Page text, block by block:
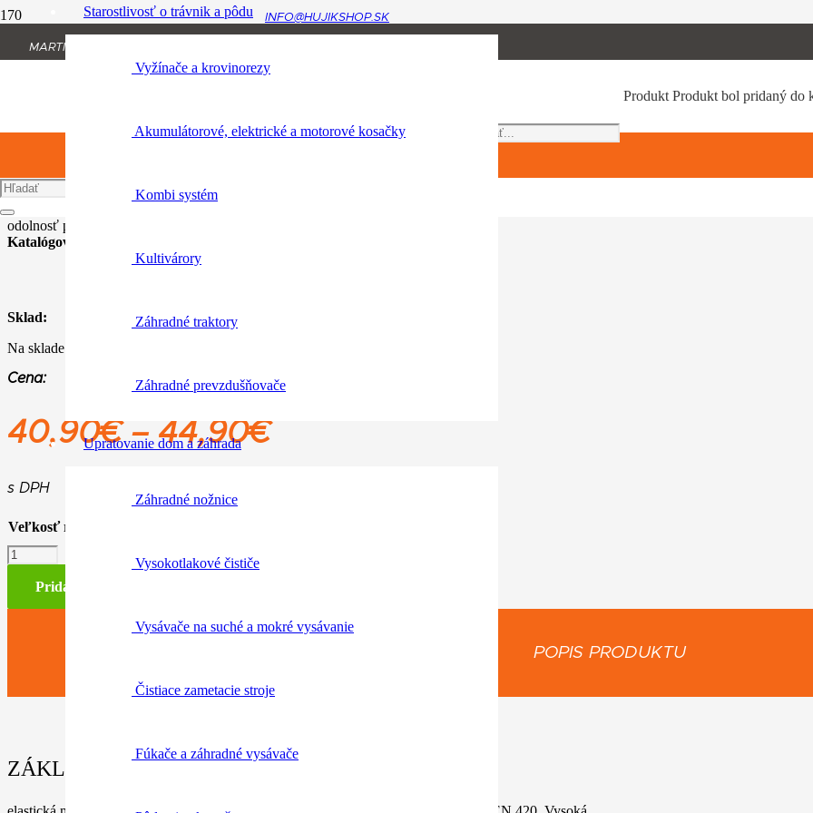
MARTINA RÁZUSA 1134/13, 010 01 ŽILINA
INFO@HUJIKSHOP.SK
+421 904 954 064 Products
search
Produkt Produkt bol pridaný do
Starostlivosť o trávnik a pôdu
Vyžínače a krovinorezy
Akumulátorové, elektrické a motorové kosačky
Kombi systém
Kultivárory
Záhradné traktory
Záhradné prevzdušňovače
Upratovanie dom a záhrada
Záhradné nožnice
Vysokotlakové čističe
Vysávače na suché a mokré vysávanie
Čistiace zametacie stroje
Fúkače a záhradné vysávače
Úvod
Osobné ochranné vybavenie
Function Protect MS
elastická manžeta, ochrana proti porezaniu. Materiál: hovädzia koža/textil, EN 388 a EN 420. Vysoká
odolnosť proti opotebeniu.
Katalógové číslo:
Sklad:
Na sklade
Cena:
40,90€ – 44,90€Price
s DPH
Veľkosť rukavice
množstvo
Function
ProtectPridať do košíka
POPIS PRODUKTU
ZÁKLADNÉ INFORMÁCIE / PARAMETRE: